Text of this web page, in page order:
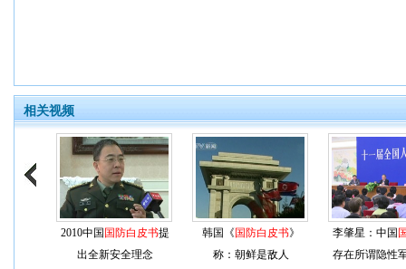
相关视频
2010中国 国防白皮书提
出全新安全理念
韩国《 国防白皮书》
称：朝鲜是敌人
李肇星：中国
存在所谓隐性